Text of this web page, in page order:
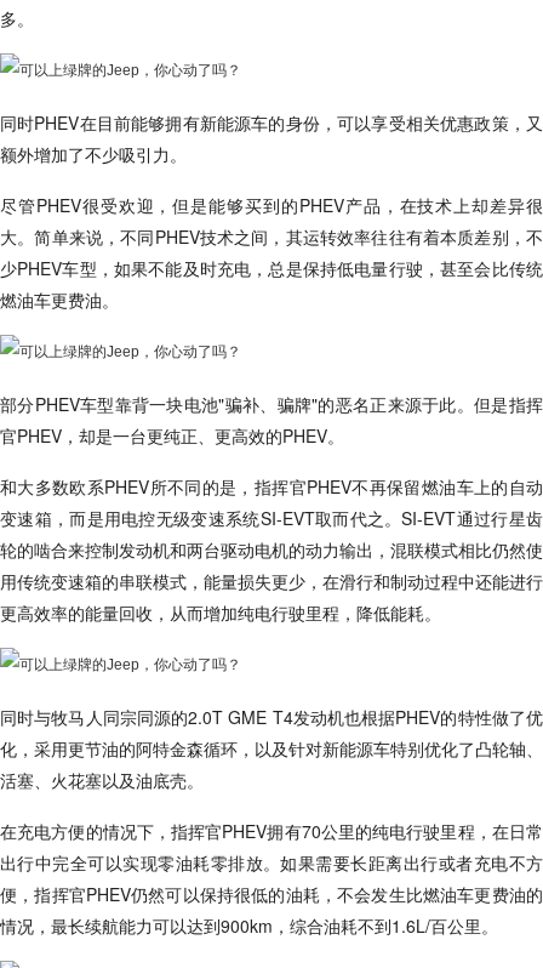
多。
同时PHEV在目前能够拥有新能源车的身份，可以享受相关优惠政策，又
额外增加了不少吸引力。
尽管PHEV很受欢迎，但是能够买到的PHEV产品，在技术上却差异很
大。简单来说，不同PHEV技术之间，其运转效率往往有着本质差别，不
少PHEV车型，如果不能及时充电，总是保持低电量行驶，甚至会比传统
燃油车更费油。
部分PHEV车型靠背一块电池"骗补、骗牌"的恶名正来源于此。但是指挥
官PHEV，却是一台更纯正、更高效的PHEV。
和大多数欧系PHEV所不同的是，指挥官PHEV不再保留燃油车上的自动
变速箱，而是用电控无级变速系统SI-EVT取而代之。SI-EVT通过行星齿
轮的啮合来控制发动机和两台驱动电机的动力输出，混联模式相比仍然使
用传统变速箱的串联模式，能量损失更少，在滑行和制动过程中还能进行
更高效率的能量回收，从而增加纯电行驶里程，降低能耗。
同时与牧马人同宗同源的2.0T GME T4发动机也根据PHEV的特性做了优
化，采用更节油的阿特金森循环，以及针对新能源车特别优化了凸轮轴、
活塞、火花塞以及油底壳。
在充电方便的情况下，指挥官PHEV拥有70公里的纯电行驶里程，在日常
出行中完全可以实现零油耗零排放。如果需要长距离出行或者充电不方
便，指挥官PHEV仍然可以保持很低的油耗，不会发生比燃油车更费油的
情况，最长续航能力可以达到900km，综合油耗不到1.6L/百公里。